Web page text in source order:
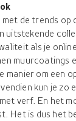
de trends op
uitstekende
als je
muurcoatings
om een
kun je zo
verf. En het
Het is dus het